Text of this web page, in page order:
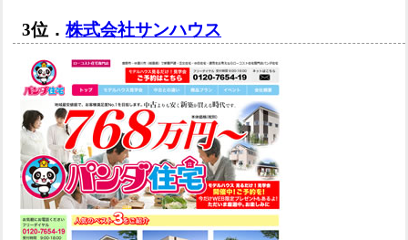
3位．株式会社サンハウス